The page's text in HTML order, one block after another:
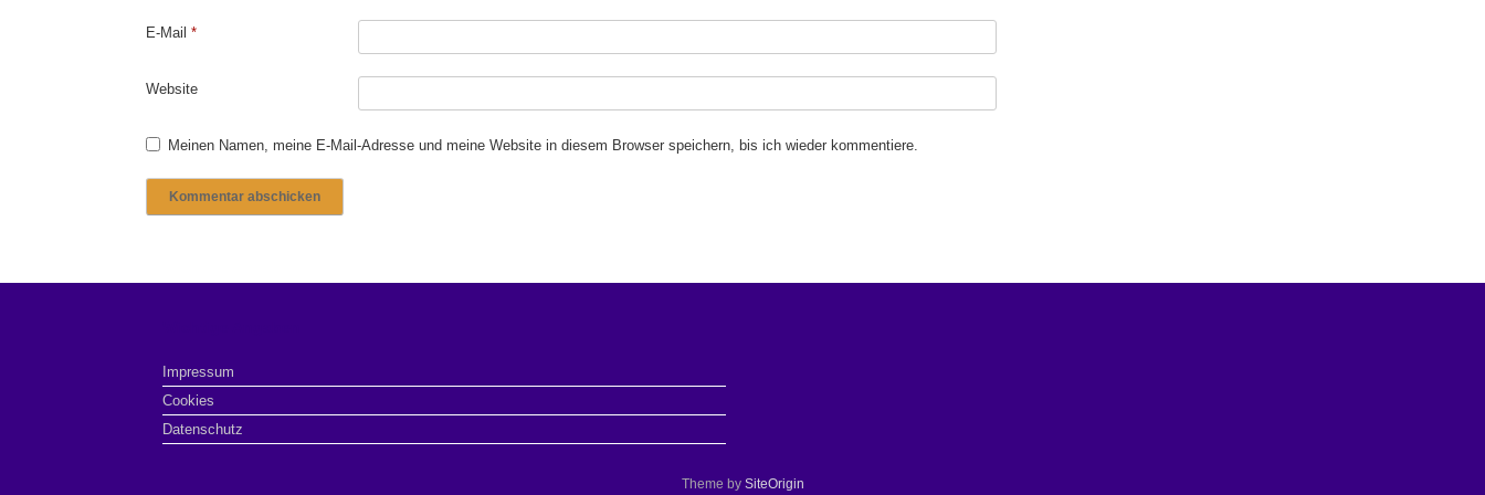
E-Mail *
Website
Meinen Namen, meine E-Mail-Adresse und meine Website in diesem Browser speichern, bis ich wieder kommentiere.
Impressum
Cookies
Datenschutz
Theme by SiteOrigin